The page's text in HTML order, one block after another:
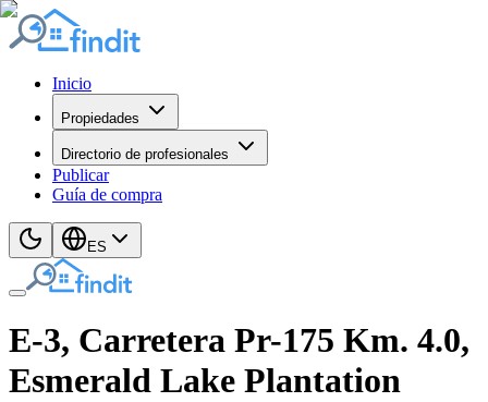
Inicio
Propiedades
Directorio de profesionales
Publicar
Guía de compra
ES
E-3, Carretera Pr-175 Km. 4.0,
Esmerald Lake Plantation